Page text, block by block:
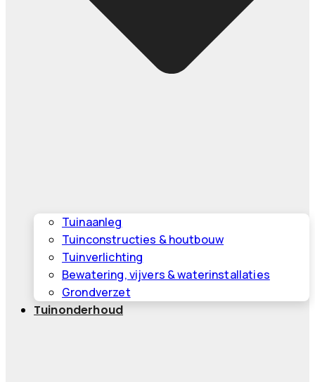
Tuinaanleg
Tuinconstructies & houtbouw
Tuinverlichting
Bewatering, vijvers & waterinstallaties
Grondverzet
Tuinonderhoud